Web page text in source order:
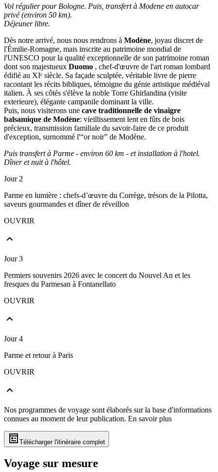
Vol régulier pour Bologne. Puis, transfert à Modene en autocar
privé (environ 50 km).
Déjeuner libre.
Dès notre arrivé, nous nous rendrons à Modène, joyau discret de
l'Émilie-Romagne, mais inscrite au patrimoine mondial de
l'UNESCO pour la qualité exceptionnelle de son patrimoine roman
dont son majestueux Duomo , chef-d'œuvre de l'art roman lombard
édifié au XIᵉ siècle. Sa façade sculptée, véritable livre de pierre
racontant les récits bibliques, témoigne du génie artistique médiéval
italien. À ses côtés s'élève la noble Torre Ghirlandina (visite
exterieure), élégante campanile dominant la ville.
Puis, nous visiterons une cave traditionnelle de vinaigre
balsamique de Modène: vieillissement lent en fûts de bois
précieux, transmission familiale du savoir-faire de ce produit
d'exception, surnommé l'“or noir” de Modène.
Puis transfert à Parme - environ 60 km - et installation à l'hotel.
Dîner et nuit à l'hôtel.
Jour 2
Parme en lumière : chefs-d’œuvre du Corrège, trésors de la Pilotta,
saveurs gourmandes et dîner de réveillon
OUVRIR
Jour 3
Permiers souvenirs 2026 avec le concert du Nouvel An et les
fresques du Parmesan à Fontanellato
OUVRIR
Jour 4
Parme et retour à Paris
OUVRIR
Nos programmes de voyage sont élaborés sur la base d'informations
connues au moment de leur publication. En savoir plus
Télécharger l'itinéraire complet
Voyage sur mesure